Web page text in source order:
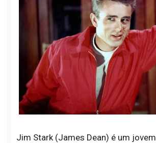
Jim Stark (James Dean) é um jovem